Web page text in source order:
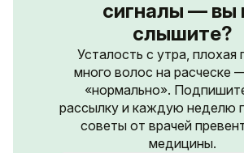
сигналы — вы
слышите?
Усталость с утра, плохая
много волос на расческе
«нормально».
рассылку и каждую неделю
советы от врачей
медицины.